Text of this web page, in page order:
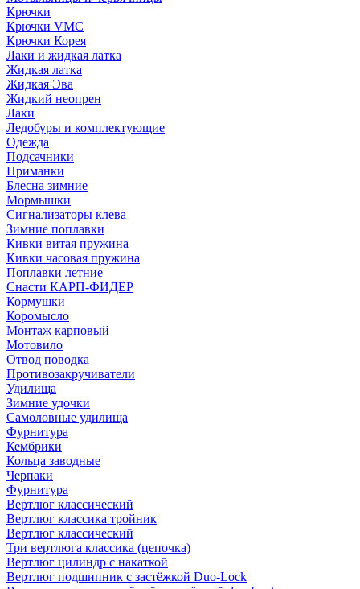
Крючки
Крючки VMC
Крючки Корея
Лаки и жидкая латка
Жидкая латка
Жидкая Эва
Жидкий неопрен
Лаки
Ледобуры и комплектующие
Одежда
Подсачники
Приманки
Блесна зимние
Мормышки
Сигнализаторы клева
Зимние поплавки
Кивки витая пружина
Кивки часовая пружина
Поплавки летние
Снасти КАРП-ФИДЕР
Кормушки
Коромысло
Монтаж карповый
Мотовило
Отвод поводка
Противозакручиватели
Удилища
Зимние удочки
Самоловные удилища
Фурнитура
Кембрики
Кольца заводные
Черпаки
Фурнитура
Вертлюг классический
Вертлюг классика тройник
Вертлюг классический
Три вертлюга классика (цепочка)
Вертлюг цилиндр с накаткой
Вертлюг подшипник с застёжкой Duo-Lock